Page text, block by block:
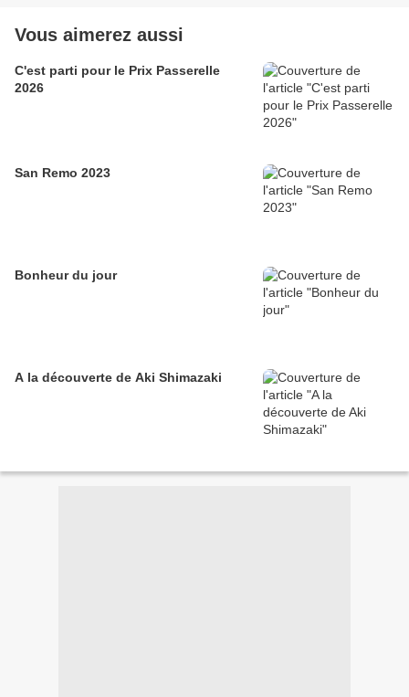
Vous aimerez aussi
C'est parti pour le Prix Passerelle
2026
San Remo 2023
Bonheur du jour
A la découverte de Aki Shimazaki